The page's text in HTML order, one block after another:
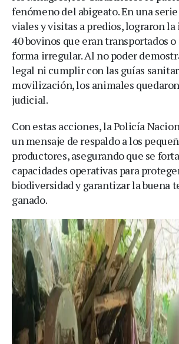
fenómeno del abigeato. En una
viales y visitas a predios, lograron
40 bovinos que eran transportados
forma irregular. Al no poder
legal ni cumplir con las guías
movilización, los animales
judicial.
Con estas acciones, la Policía
un mensaje de respaldo a los
productores, asegurando que se
capacidades operativas para
biodiversidad y garantizar la buena
ganado.